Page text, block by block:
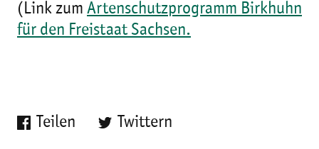
(Link zum Artenschutzprogramm Birkhuhn
für den Freistaat Sachsen.
Teilen Twittern